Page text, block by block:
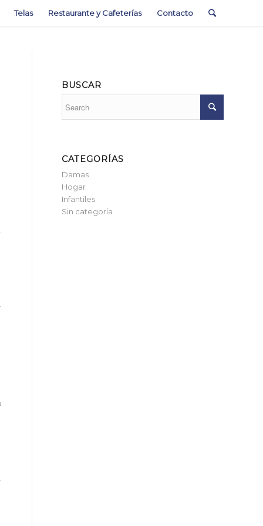
Telas Restaurante y Cafeterías Contacto
BUSCAR
CATEGORÍAS
Damas
Hogar
Infantiles
Sin categoría